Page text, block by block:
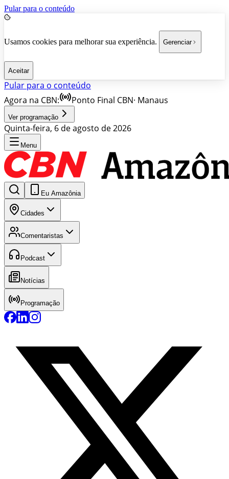
Pular para o conteúdo
Usamos cookies para melhorar sua experiência. Gerenciar
Aceitar
Pular para o conteúdo
Agora na CBN:
Ponto Final CBN· Manaus
Ver programação
Quinta-feira, 6 de agosto de 2026
Menu
Eu Amazônia
Cidades
Comentaristas
Podcast
Notícias
Programação